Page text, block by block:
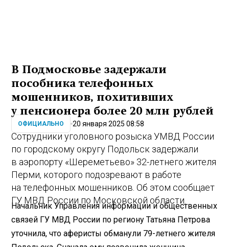
В Подмосковье задержали
пособника телефонных
мошенников, похитивших
у пенсионера более 20 млн рублей
ОФИЦИАЛЬНО 20 января 2025 08:58
Сотрудники уголовного розыска УМВД России
по городскому округу Подольск задержали
в аэропорту «Шереметьево» 32-летнего жителя
Перми, которого подозревают в работе
на телефонных мошенников. Об этом сообщает
ГУ МВД России по Московской области.
Начальник Управления информации и общественных
связей ГУ МВД России по региону Татьяна Петрова
уточнила, что аферисты обманули 79-летнего жителя